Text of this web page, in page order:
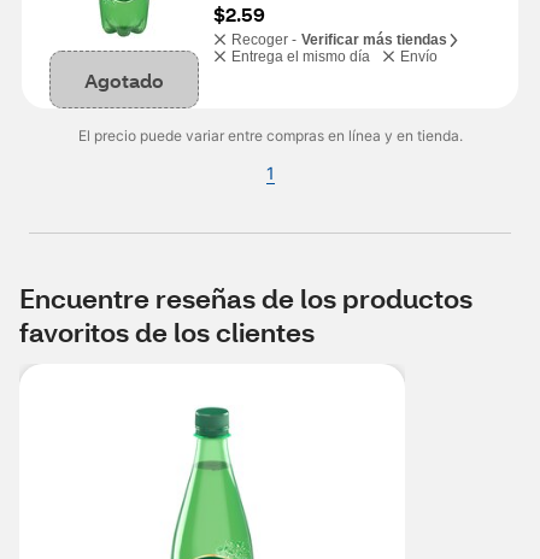
Agotado
$2.59
Recoger - Verificar más tiendas
Entrega el mismo día
Envío
El precio puede variar entre compras en línea y en tienda.
1
Encuentre reseñas de los productos
favoritos de los clientes